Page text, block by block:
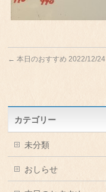
← 本日のおすすめ 2022/12/24
カテゴリー
未分類
おしらせ